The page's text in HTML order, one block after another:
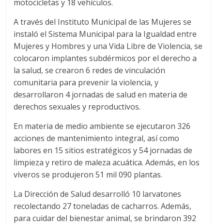
motocicletas y 18 vehículos.
A través del Instituto Municipal de las Mujeres se
instaló el Sistema Municipal para la Igualdad entre
Mujeres y Hombres y una Vida Libre de Violencia, se
colocaron implantes subdérmicos por el derecho a
la salud, se crearon 6 redes de vinculación
comunitaria para prevenir la violencia, y
desarrollaron 4 jornadas de salud en materia de
derechos sexuales y reproductivos.
En materia de medio ambiente se ejecutaron 326
acciones de mantenimiento integral, así como
labores en 15 sitios estratégicos y 54 jornadas de
limpieza y retiro de maleza acuática. Además, en los
viveros se produjeron 51 mil 090 plantas.
La Dirección de Salud desarrolló 10 larvatones
recolectando 27 toneladas de cacharros. Además,
para cuidar del bienestar animal, se brindaron 392